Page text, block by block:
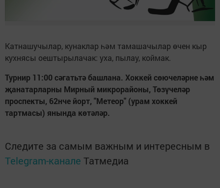
Катнашучылар, кунаклар һәм тамашачылар өчен кыр
кухнясы оештырылачак: уха, пылау, коймак.
Турнир 11:00 сәгатьтә башлана. Хоккей сөючеләрне һәм
җанатарларны Мирный микрорайоны, Төзүчеләр
проспекты, 62нче йорт, "Метеор" (урам хоккей
тартмасы) янында көтәләр.
Следите за самым важным и интересным в
Telegram-канале Татмедиа